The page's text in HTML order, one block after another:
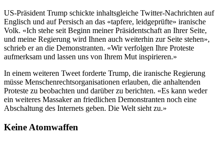
US-Präsident Trump schickte inhaltsgleiche Twitter-Nachrichten auf
Englisch und auf Persisch an das «tapfere, leidgeprüfte» iranische
Volk. «Ich stehe seit Beginn meiner Präsidentschaft an Ihrer Seite,
und meine Regierung wird Ihnen auch weiterhin zur Seite stehen»,
schrieb er an die Demonstranten. «Wir verfolgen Ihre Proteste
aufmerksam und lassen uns von Ihrem Mut inspirieren.»
In einem weiteren Tweet forderte Trump, die iranische Regierung
müsse Menschenrechtsorganisationen erlauben, die anhaltenden
Proteste zu beobachten und darüber zu berichten. «Es kann weder
ein weiteres Massaker an friedlichen Demonstranten noch eine
Abschaltung des Internets geben. Die Welt sieht zu.»
Keine Atomwaffen